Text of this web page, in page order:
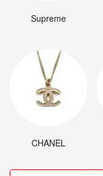
Supreme
CHANEL